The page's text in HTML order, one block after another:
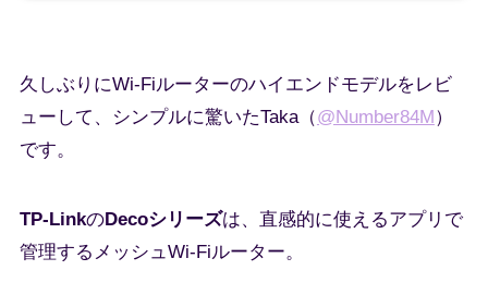
久しぶりにWi-Fiルーターのハイエンドモデルをレビ
ューして、シンプルに驚いたTaka（@Number84M）
です。
TP-LinkのDecoシリーズは、直感的に使えるアプリで
管理するメッシュWi-Fiルーター。